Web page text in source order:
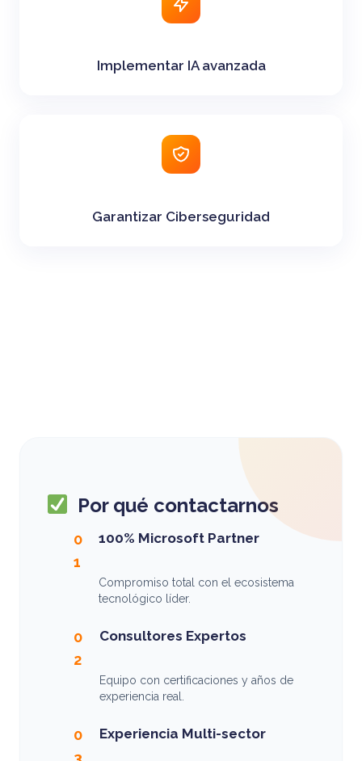
Implementar IA avanzada
Garantizar Ciberseguridad
Por qué contactarnos
0
1
100% Microsoft Partner
Compromiso total con el ecosistema
tecnológico líder.
0
2
Consultores Expertos
Equipo con certificaciones y años de
experiencia real.
0
3
Experiencia Multi-sector